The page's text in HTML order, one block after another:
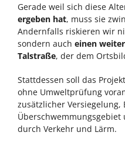
Gerade weil sich diese
ergeben hat, muss sie
Andernfalls riskieren wir
sondern auch einen
Talstraße, der dem
Stattdessen soll das
ohne Umweltprüfung
zusätzlicher Versiegelung,
durch Verkehr und Lärm.